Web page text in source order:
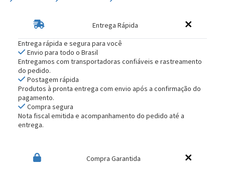
Entrega Rápida
Entrega rápida e segura para você
Envio para todo o Brasil
Entregamos com transportadoras confiáveis e rastreamento
do pedido.
Postagem rápida
Produtos à pronta entrega com envio após a confirmação do
pagamento.
Compra segura
Nota fiscal emitida e acompanhamento do pedido até a
entrega.
Compra Garantida